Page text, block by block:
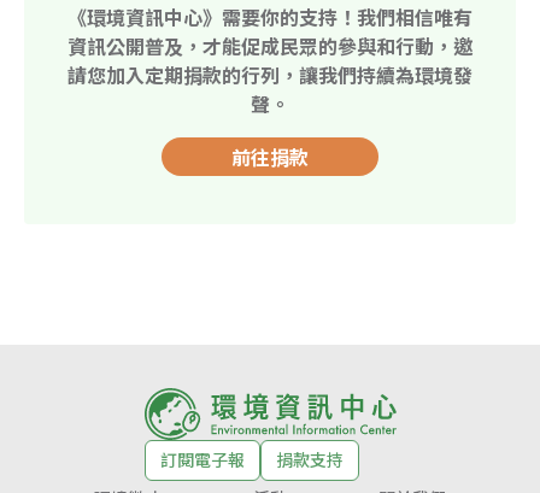
《環境資訊中心》需要你的支持！我們相信唯有
資訊公開普及，才能促成民眾的參與和行動，邀
請您加入定期捐款的行列，讓我們持續為環境發
聲。
前往捐款
訂閱電子報
捐款支持